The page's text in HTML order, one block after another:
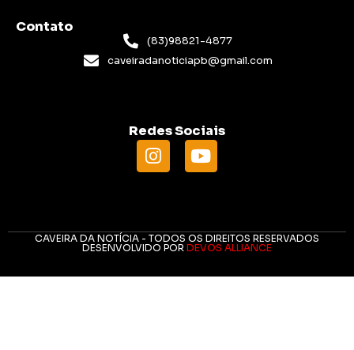
Contato
(83)98821-4877
caveiradanoticiapb@gmail.com
Redes Sociais
CAVEIRA DA NOTÍCIA - TODOS OS DIREITOS RESERVADOS
DESENVOLVIDO POR DEVOS ALLIANCE